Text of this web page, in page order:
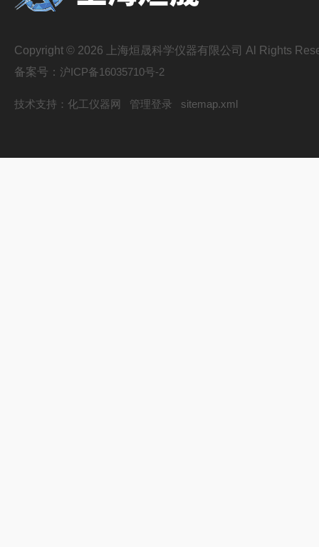
Copyright © 2026 上海烜晟科学仪器有限公司 Al Rights
备案号： 沪ICP备16035710号-2
技术支持： 化工仪器网 管理登录 sitemap.xml